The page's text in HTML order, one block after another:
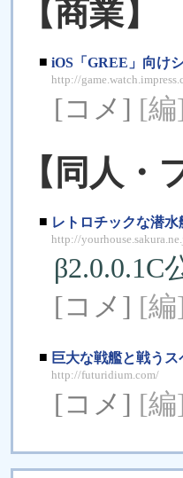
【商業】
■ iOS「GREE」向け
http://
[コメ] [編
【同人・
■ レトロチックな潜
http://
β2.0.0.1C
[コメ] [編
■ 巨大な戦艦と戦う
http://futuridium.com/
[コメ] [編